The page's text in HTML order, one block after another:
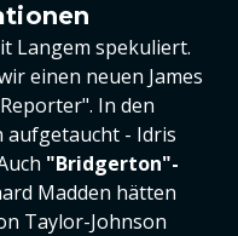
Langem spekuliert.
einen neuen James
In den
aufgetaucht - Idris
"Bridgerton"-
Madden hätten
Taylor-Johnson